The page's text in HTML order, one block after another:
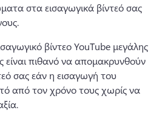
στα εισαγωγικά βίντεό σας
βίντεο YouTube μεγάλης
είναι πιθανό να απομακρυνθούν
σας εάν η εισαγωγή του
από τον χρόνο τους χωρίς να